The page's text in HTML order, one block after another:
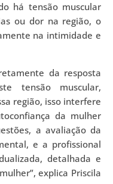
há tensão muscular
ou dor na região, o
na intimidade e
da resposta
tensão muscular,
região, isso interfere
da mulher
a avaliação da
e a profissional
detalhada e
explica Priscila